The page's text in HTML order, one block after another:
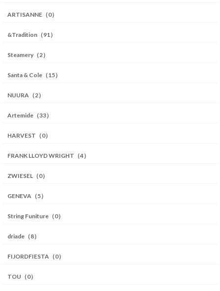
ARTISANNE（0）
&Tradition（91）
Steamery（2）
Santa & Cole（15）
NUURA（2）
Artemide（33）
HARVEST（0）
FRANK LLOYD WRIGHT（4）
ZWIESEL（0）
GENEVA（5）
String Funiture（0）
driade（8）
FIJORDFIESTA（0）
TOU（0）